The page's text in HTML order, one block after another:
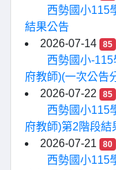
西勢國小115
結果公告
2026-07-14
85
西勢國小-
府教師)(一次公告
2026-07-22
85
西勢國小115
府教師)第2階段結
2026-07-21
80
西勢國小115